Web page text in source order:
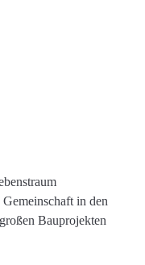
in den
Bauprojekten